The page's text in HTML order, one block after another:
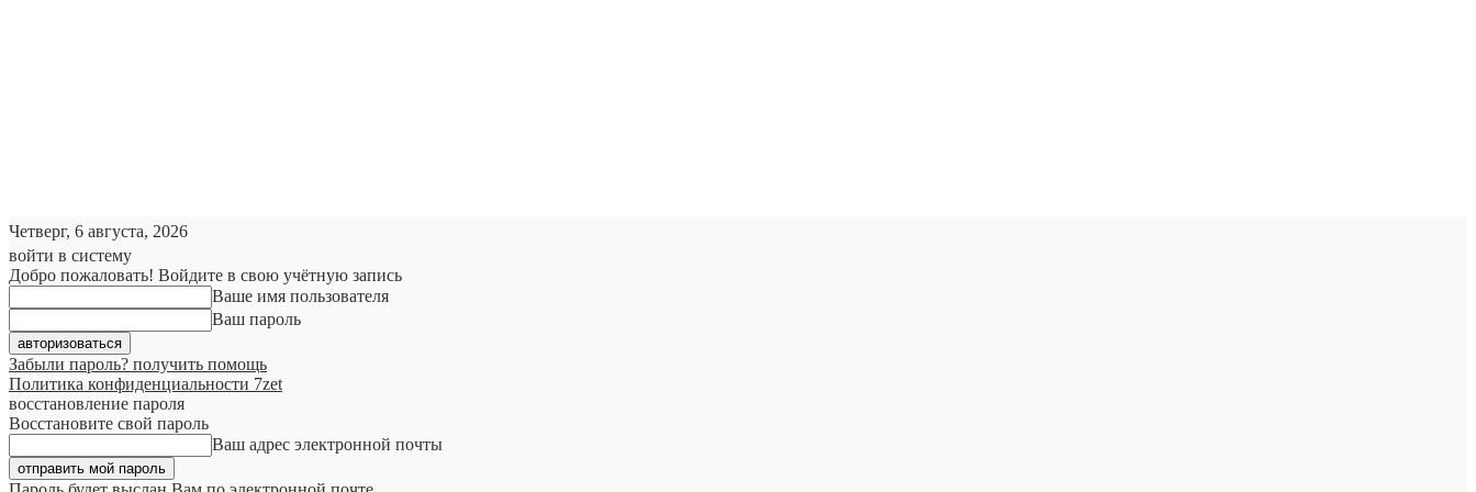
Четверг, 6 августа, 2026
войти в систему
Добро пожаловать! Войдите в свою учётную запись
Ваше имя пользователя
Ваш пароль
Забыли пароль? получить помощь
Политика конфиденциальности 7zet
восстановление пароля
Восстановите свой пароль
Ваш адрес электронной почты